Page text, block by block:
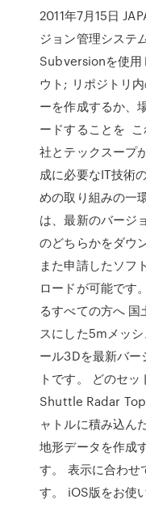
2011年7月15日
ジョン管理システ
Subversionを使用
ウト; リポジトリ
ーを作成するか、
ードすることを
社とテックスープ
成に必要なIT技術
めの取り組みの一
は、最新のバージ
のどちらかをダウ
また申請したソフ
ロードが可能です
るすべての方へ
スにした5mメッ
ール3Dを最新バー
トです。 どのセッ
Shuttle Radar
ャトルに積み込ん
地形データを作成
す。 表示に合わせ
す。 iOS版をお使